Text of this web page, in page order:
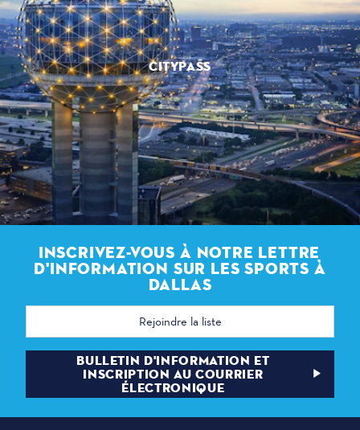
CITYPASS
INSCRIVEZ-VOUS À NOTRE LETTRE
D'INFORMATION SUR LES SPORTS À
DALLAS
Adresse
BULLETIN D'INFORMATION ET
INSCRIPTION AU COURRIER
ÉLECTRONIQUE